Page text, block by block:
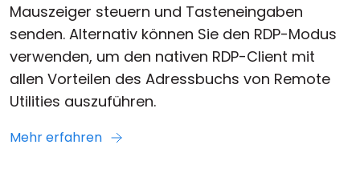
Mauszeiger steuern und Tasteneingaben
senden. Alternativ können Sie den RDP-Modus
verwenden, um den nativen RDP-Client mit
allen Vorteilen des Adressbuchs von Remote
Utilities auszuführen.
Mehr erfahren